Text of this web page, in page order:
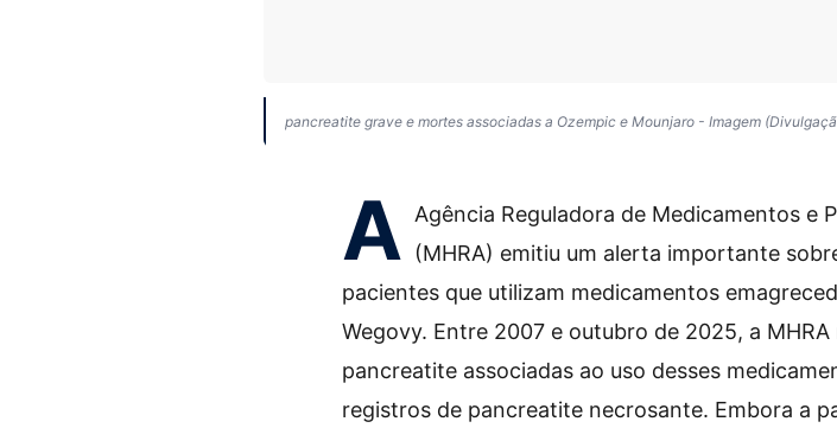
pancreatite grave e mortes associadas a Ozempic e Mounjaro - Imagem
A Agência Reguladora de Medicamentos e
(MHRA) emitiu um alerta importante
pacientes que utilizam medicamentos
Wegovy. Entre 2007 e outubro de 2025, a
pancreatite associadas ao uso desses
registros de pancreatite necrosante. Embora a